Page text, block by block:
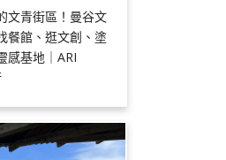
文青街區！曼谷文
餐館、逛文創、塗
感基地｜ARI